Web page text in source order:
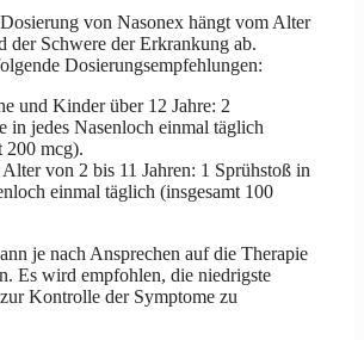
von Nasonex hängt vom Alter
der Schwere der Erkrankung ab.
Dosierungsempfehlungen:
und Kinder über 12 Jahre: 2
in jedes Nasenloch einmal täglich
200 mcg).
von 2 bis 11 Jahren: 1 Sprühstoß in
einmal täglich (insgesamt 100
je nach Ansprechen auf die Therapie
Es wird empfohlen, die niedrigste
Kontrolle der Symptome zu